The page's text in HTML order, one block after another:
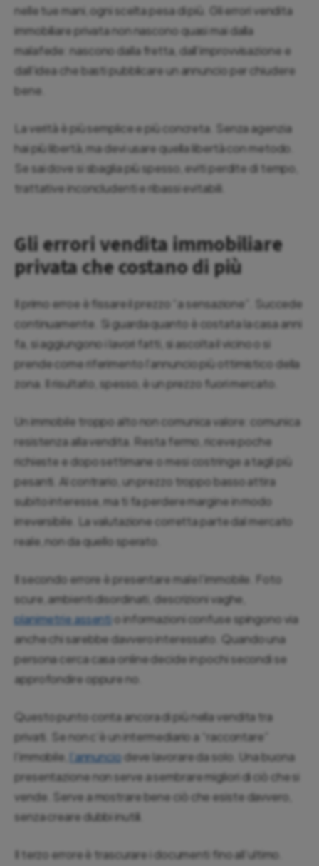
nelle tue mani, ogni scelta pesa di più. Gli errori vendita
immobiliare privata non nascono quasi mai dalla
malafede: nascono dalla fretta, dall’improvvisazione e
dall’idea che basti pubblicare un annuncio per chiudere
bene.
La verità è più semplice e più concreta. Senza agenzia
hai più libertà, ma devi usare quella libertà con metodo.
Se sai dove si sbaglia più spesso, eviti perdite di tempo,
trattative inconcludenti e ribassi evitabili.
Gli errori vendita immobiliare
privata che costano di più
Il primo erroe è fissare il prezzo “a sensazione”. Succede
continuamente. Si guarda quanto è costata la casa anni
fa, si aggiungono i lavori fatti, si ascolta il vicino o si
prende come riferimento l’annuncio più ottimistico della
zona. Il risultato, spesso, è un prezzo fuori mercato.
Un immobile troppo alto non comunica valore: comunica
resistenza alla vendita. Resta fermo, riceve poche
richieste e dopo settimane o mesi costringe a tagli più
pesanti. Al contrario, un prezzo troppo basso attira
subito interesse, ma ti fa perdere margine in modo
irreversibile. La valutazione corretta parte dal mercato
reale, non da quello sperato.
Il secondo errore è presentare male l’immobile. Foto
scure, ambienti disordinati, descrizioni vaghe,
planimetrie assenti o informazioni confuse spingono via
anche chi sarebbe davvero interessato. Quando una
persona cerca casa online decide in pochi secondi se
approfondire oppure no.
Questo punto conta ancora di più nella vendita tra
privati. Se non c’è un intermediario a “raccontare”
l’immobile,
l’annunciodeve lavorare da solo. Una buona
presentazione non serve a sembrare migliori di ciò che si
vende. Serve a mostrare bene ciò che esiste davvero,
senza creare dubbi inutili.
Il terzo errore è trascurare i documenti fino all’ultimo.